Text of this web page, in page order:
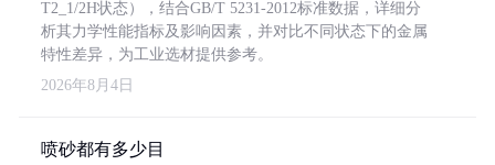
T2_1/2H状态），结合GB/T 5231-2012标准数据，详细分
析其力学性能指标及影响因素，并对比不同状态下的金属
特性差异，为工业选材提供参考。
2026年8月4日
喷砂都有多少目